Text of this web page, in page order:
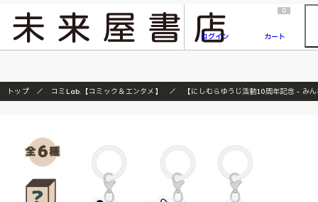
『ONE PIECE magazine 021 ONE PIECEカード付き同梱版』発売延期のご案内
ログイン
0
カート
トップ コミLab.【コミック＆エンタメ】 【にしむらゆうじ活動10周年記念 -